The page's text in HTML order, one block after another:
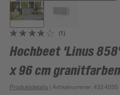
(1)
Hochbeet 'Linus
x 96 cm granitfarben
Produktdetails | Artikelnummer:4324035